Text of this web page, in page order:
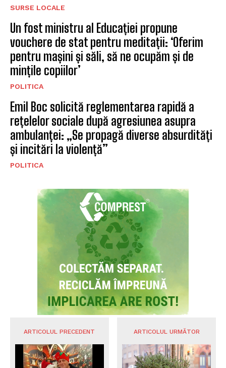
SURSE LOCALE
Un fost ministru al Educației propune
vouchere de stat pentru meditații: ‘Oferim
pentru mașini și săli, să ne ocupăm și de
mințile copiilor’
POLITICA
Emil Boc solicită reglementarea rapidă a
rețelelor sociale după agresiunea asupra
ambulanței: „Se propagă diverse absurdități
și incitări la violență”
POLITICA
ARTICOLUL PRECEDENT ARTICOLUL URMĂTOR